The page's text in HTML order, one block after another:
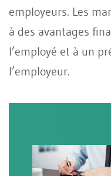
employeurs. Les
à des avantages
l’employé et à un
l’employeur.